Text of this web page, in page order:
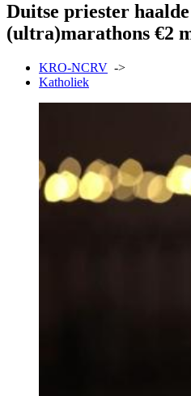
Duitse priester
(ultra)marathons €2
KRO-NCRV ->
Katholiek